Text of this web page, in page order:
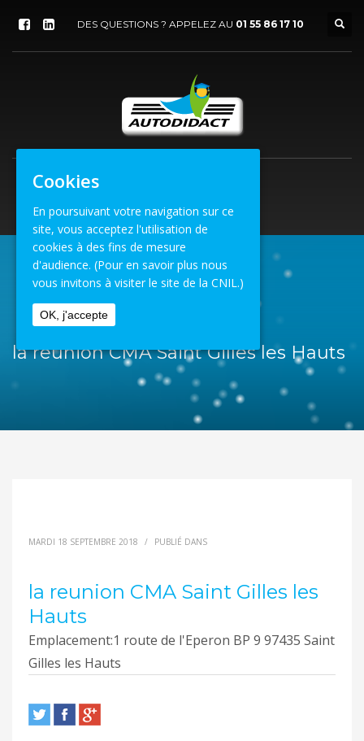
DES QUESTIONS ? APPELEZ AU 01 55 86 17 10
ACCUEIL
VENUE
LA REUNION CMA SAINT GILLES LES HAUTS
la reunion CMA Saint Gilles les Hauts
MARDI 18 SEPTEMBRE 2018 / PUBLIÉ DANS
la reunion CMA Saint Gilles les
Hauts
Emplacement:1 route de l'Eperon BP 9 97435 Saint
Gilles les Hauts
Cookies
En poursuivant votre navigation sur ce
site, vous acceptez l'utilisation de
cookies à des fins de mesure
d'audience. (Pour en savoir plus nous
vous invitons à visiter le site de la CNIL.)
OK, j'accepte